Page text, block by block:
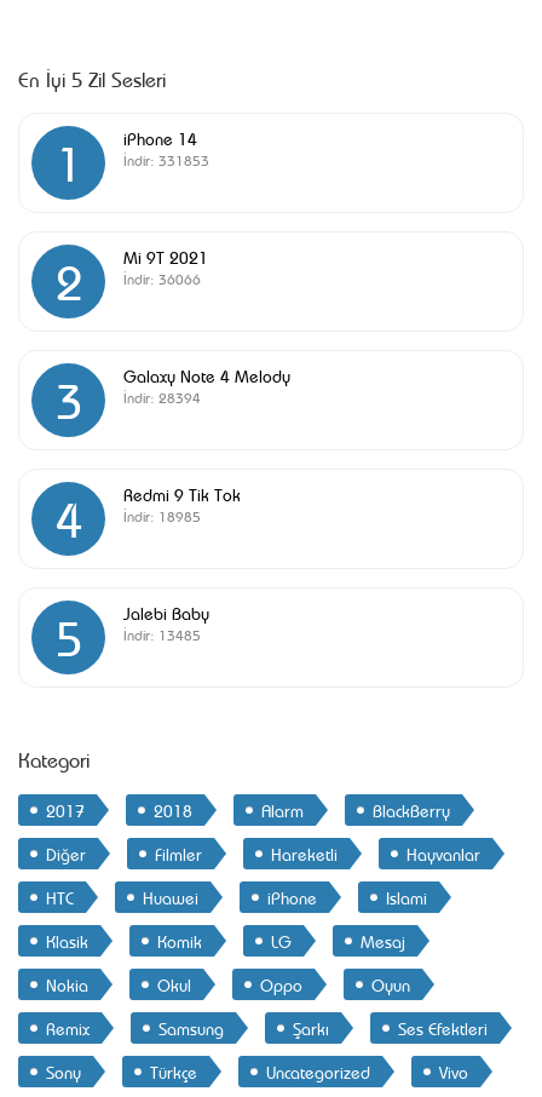
En İyi 5 Zil Sesleri
1 iPhone 14
İndir: 331853
2 Mi 9T 2021
İndir: 36066
3 Galaxy Note 4 Melody
İndir: 28394
4 Redmi 9 Tik Tok
İndir: 18985
5 Jalebi Baby
İndir: 13485
Kategori
2017 2018 Alarm
BlackBerry
Diğer
Filmler Hareketli
Hayvanlar
HTC
Huawei iPhone
Islami
Klasik
Komik LG
Mesaj
Nokia
Okul Oppo
Oyun
Remix
Samsung Şarkı
Ses Efektleri
Sony
Türkçe Uncategorized Vivo